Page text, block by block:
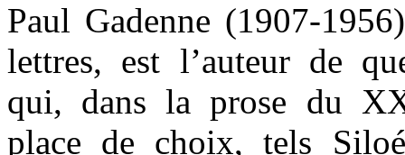
Paul Gadenne (1907-
lettres, est l’auteur de
qui, dans la prose du
place de choix, tels